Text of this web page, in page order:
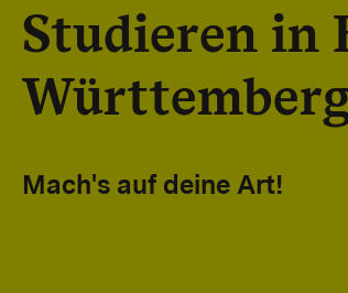
Studieren in
Mach's auf deine Art!